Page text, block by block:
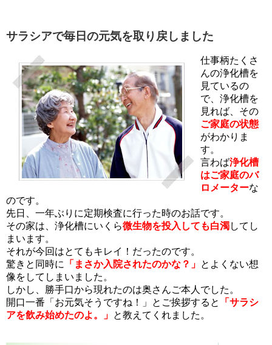
サラシアで毎日の元気を取り戻しました
仕事柄たくさ
んの浄化槽を
見ているの
で、浄化槽を
見れば、その
ご家庭の状態
がわかりま
す。
言わば浄化槽
はご家庭のバ
ロメーターな
のです。
先日、一年ぶりに定期検査に行った時のお話です。
その家は、浄化槽にいくら微生物を投入しても白濁してし
まいます。
それが今回はとてもキレイ！だったのです。
驚きと同時に
「まさか入院されたのかな？」 とよくない想
像をしてしまいました。
しかし、勝手口から現れたのは奥さんご本人でした。
開口一番「お元気そうですね！」とご挨拶すると
「サラシ
アを飲み始めたのよ。」 と教えてくれました。